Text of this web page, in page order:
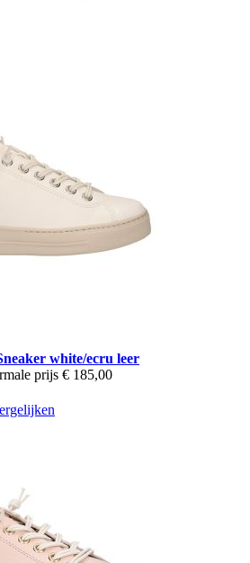
white/ecru leer
prijs € 185,00